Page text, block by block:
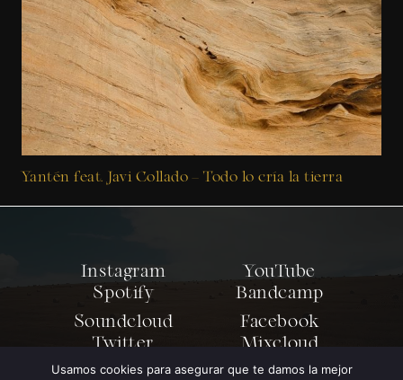
Yantén feat. Javi Collado – Todo lo cría la tierra
Instagram
YouTube
Spotify
Bandcamp
Soundcloud
Facebook
Twitter
Mixcloud
Usamos cookies para asegurar que te damos la mejor